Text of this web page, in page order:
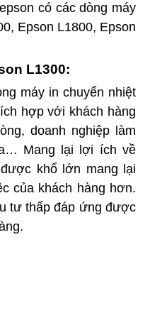
có các dòng máy
Epson L1800, Epson
L1300:
máy in chuyển nhiệt
hợp với khách hàng
doanh nghiệp làm
Mang lại lợi ích về
khổ lớn mang lại
của khách hàng hơn.
tư thấp đáp ứng được